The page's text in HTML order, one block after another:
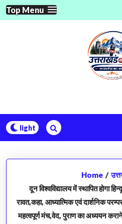
Skip
to
Top Menu
Home /
दून विश्वविद्यालय में स्थापित होगा
रावत,कहा, आध्यात्मिक एवं दार्शनिक
महत्वपूर्ण मंच,वेद, पुराण का अध्ययन